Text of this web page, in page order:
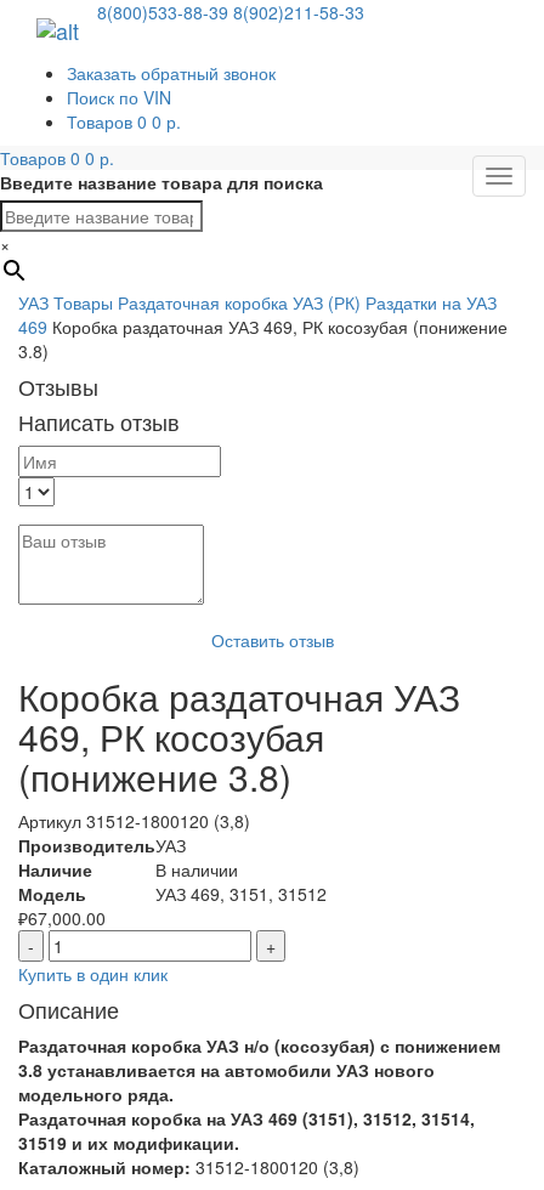
8(800)533-88-39 8(902)211-58-33
Заказать обратный звонок
Поиск по VIN
Товаров 0 0 р.
Меню
Товаров 0 0 р.
Введите название товара для поиска
×
УАЗ Товары Раздаточная коробка УАЗ (РК) Раздатки на УАЗ
469 Коробка раздаточная УАЗ 469, РК косозубая (понижение
3.8)
Отзывы
Написать отзыв
Оставить отзыв
Коробка раздаточная УАЗ
469, РК косозубая
(понижение 3.8)
Артикул 31512-1800120 (3,8)
ПроизводительУАЗ
Наличие
В наличии
Модель
УАЗ 469, 3151, 31512
₽67,000.00
-
+
Купить в один клик
Описание
Раздаточная коробка УАЗ н/о (косозубая) с понижением
3.8 устанавливается на автомобили УАЗ нового
модельного ряда.
Раздаточная коробка на УАЗ 469 (3151), 31512, 31514,
31519 и их модификации.
Каталожный номер: 31512-1800120 (3,8)